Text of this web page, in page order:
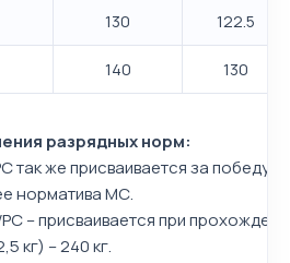
130 122.5
140 130
разрядных норм:
так же присваивается за победу
норматива МС.
– присваивается при
кг) – 240 кг.